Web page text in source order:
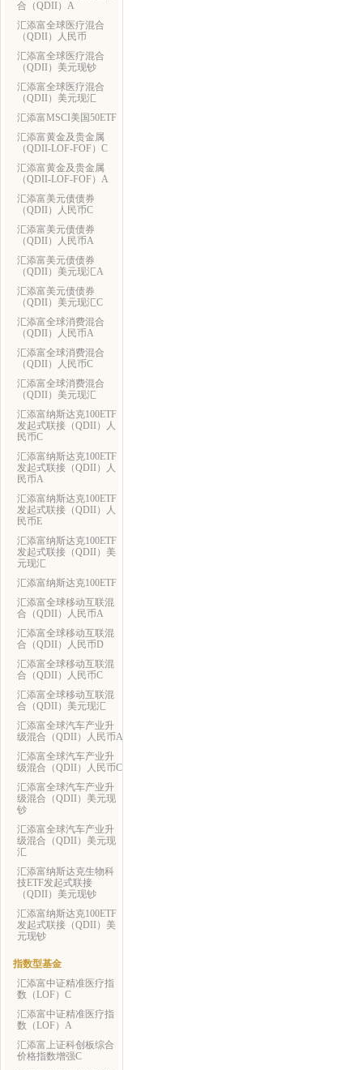
合（QDII）A
汇添富全球医疗混合
（QDII）人民币
汇添富全球医疗混合
（QDII）美元现钞
汇添富全球医疗混合
（QDII）美元现汇
汇添富MSCI美国50ETF
汇添富黄金及贵金属
（QDII-LOF-FOF）C
汇添富黄金及贵金属
（QDII-LOF-FOF）A
汇添富美元债债券
（QDII）人民币C
汇添富美元债债券
（QDII）人民币A
汇添富美元债债券
（QDII）美元现汇A
汇添富美元债债券
（QDII）美元现汇C
汇添富全球消费混合
（QDII）人民币A
汇添富全球消费混合
（QDII）人民币C
汇添富全球消费混合
（QDII）美元现汇
汇添富纳斯达克100ETF
发起式联接（QDII）人
民币C
汇添富纳斯达克100ETF
发起式联接（QDII）人
民币A
汇添富纳斯达克100ETF
发起式联接（QDII）人
民币E
汇添富纳斯达克100ETF
发起式联接（QDII）美
元现汇
汇添富纳斯达克100ETF
汇添富全球移动互联混
合（QDII）人民币A
汇添富全球移动互联混
合（QDII）人民币D
汇添富全球移动互联混
合（QDII）人民币C
汇添富全球移动互联混
合（QDII）美元现汇
汇添富全球汽车产业升
级混合（QDII）人民币A
汇添富全球汽车产业升
级混合（QDII）人民币C
汇添富全球汽车产业升
级混合（QDII）美元现
钞
汇添富全球汽车产业升
级混合（QDII）美元现
汇
汇添富纳斯达克生物科
技ETF发起式联接
（QDII）美元现钞
汇添富纳斯达克100ETF
发起式联接（QDII）美
元现钞
指数型基金
汇添富中证精准医疗指
数（LOF）C
汇添富中证精准医疗指
数（LOF）A
汇添富上证科创板综合
价格指数增强C